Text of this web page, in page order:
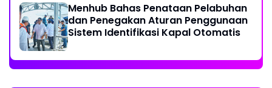
Menhub Bahas Penataan Pelabuhan
dan Penegakan Aturan Penggunaan
Sistem Identifikasi Kapal Otomatis